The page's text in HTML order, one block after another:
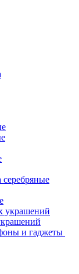
серебряные
и гаджеты